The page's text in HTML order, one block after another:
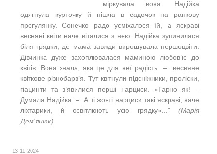
міркувала вона. Надійка
одягнула курточку й пішла в садочок на ранкову
прогулянку. Сонечко радо усміхалося їй, а яскраві
весняні квіти наче віталися з нею. Надійка зупинилася
біля грядки, де мама завжди вирощувала першоцвіти.
Дівчинка дуже захоплювалася маминою любов’ю до
квітів. Вона знала, яка це для неї радість – весняне
квіткове різнобарв’я. Тут квітнули підсніжники, проліски,
гіацинти та з’явилися перші нарциси. «Гарно як! –
Думала Надійка. – А ті жовті нарциси такі яскраві, наче
ліхтарики, й освітлюють усю грядку»..." (Марія
Дем'янюк)
13-11-2024